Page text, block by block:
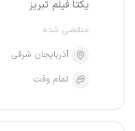
یکتا فیلم تبریز
منقضی شده
آذربایجان شرقی
تمام وقت